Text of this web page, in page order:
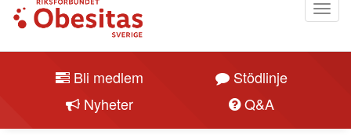
Bli medlem
Stödlinje
Nyheter
Q&A